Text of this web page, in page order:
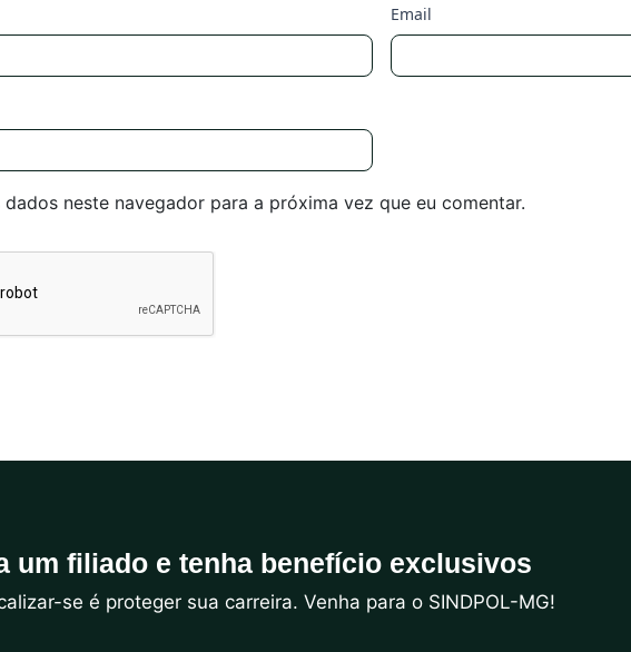
Email
dados neste navegador para a próxima vez que eu comentar.
um filiado e tenha benefício exclusivos
se é proteger sua carreira. Venha para o SINDPOL-MG!